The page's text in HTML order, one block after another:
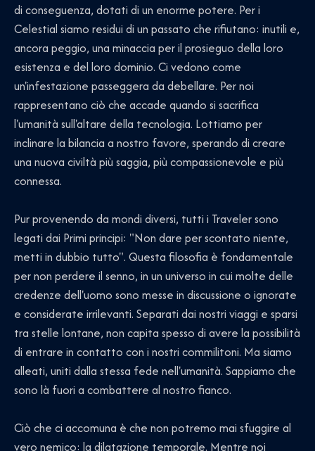
di conseguenza, dotati di un enorme potere. Per i
Celestial siamo residui di un passato che rifiutano: inutili e,
ancora peggio, una minaccia per il prosieguo della loro
esistenza e del loro dominio. Ci vedono come
un'infestazione passeggera da debellare. Per noi
rappresentano ciò che accade quando si sacrifica
l'umanità sull'altare della tecnologia. Lottiamo per
inclinare la bilancia a nostro favore, sperando di creare
una nuova civiltà più saggia, più compassionevole e più
connessa.
Pur provenendo da mondi diversi, tutti i Traveler sono
legati dai Primi principi: "Non dare per scontato niente,
metti in dubbio tutto". Questa filosofia è fondamentale
per non perdere il senno, in un universo in cui molte delle
credenze dell'uomo sono messe in discussione o ignorate
e considerate irrilevanti. Separati dai nostri viaggi e sparsi
tra stelle lontane, non capita spesso di avere la possibilità
di entrare in contatto con i nostri commilitoni. Ma siamo
alleati, uniti dalla stessa fede nell'umanità. Sappiamo che
sono là fuori a combattere al nostro fianco.
Ciò che ci accomuna è che non potremo mai sfuggire al
vero nemico: la dilatazione temporale. Mentre noi